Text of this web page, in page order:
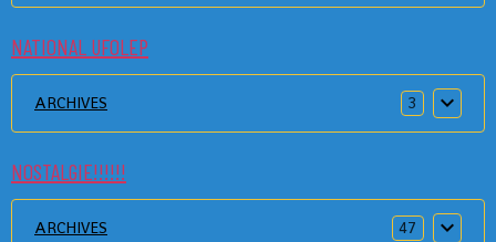
NATIONAL UFOLEP
ARCHIVES 3
NOSTALGIE!!!!!!
ARCHIVES 47